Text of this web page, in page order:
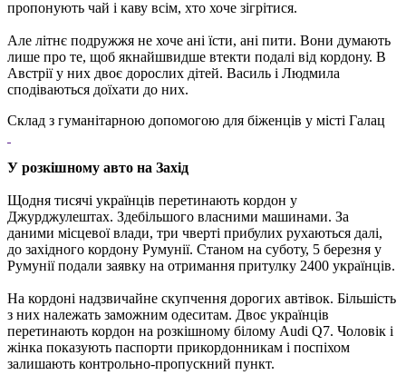
пропонують чай і каву всім, хто хоче зігрітися.
Але літнє подружжя не хоче ані їсти, ані пити. Вони думають
лише про те, щоб якнайшвидше втекти подалі від кордону. В
Австрії у них двоє дорослих дітей. Василь і Людмила
сподіваються доїхати до них.
Склад з гуманітарною допомогою для біженців у місті Галац
У розкішному авто на Захід
Щодня тисячі українців перетинають кордон у
Джурджулештах. Здебільшого власними машинами. За
даними місцевої влади, три чверті прибулих рухаються далі,
до західного кордону Румунії. Станом на суботу, 5 березня у
Румунії подали заявку на отримання притулку 2400 українців.
На кордоні надзвичайне скупчення дорогих автівок. Більшість
з них належать заможним одеситам. Двоє українців
перетинають кордон на розкішному білому Audi Q7. Чоловік і
жінка показують паспорти прикордонникам і поспіхом
залишають контрольно-пропускний пункт.